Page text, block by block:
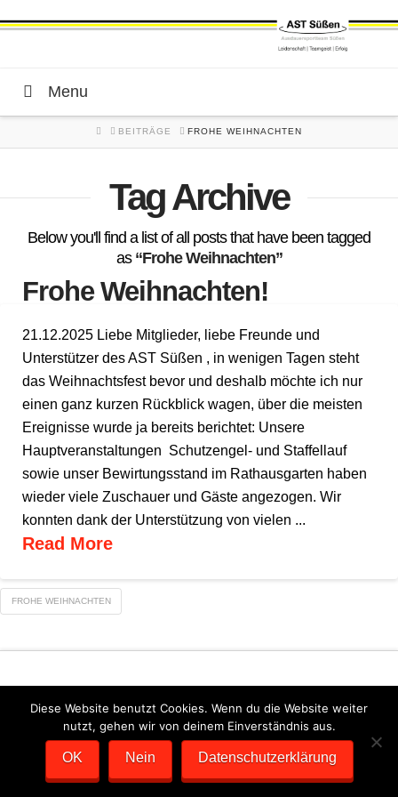
Menu
HOMEBEITRÄGE FROHE WEIHNACHTEN
Tag Archive
Below you'll find a list of all posts that have been tagged
as “Frohe Weihnachten”
Frohe Weihnachten!
21.12.2025 Liebe Mitglieder, liebe Freunde und
Unterstützer des AST Süßen , in wenigen Tagen steht
das Weihnachtsfest bevor und deshalb möchte ich nur
einen ganz kurzen Rückblick wagen, über die meisten
Ereignisse wurde ja bereits berichtet: Unsere
Hauptveranstaltungen Schutzengel- und Staffellauf
sowie unser Bewirtungsstand im Rathausgarten haben
wieder viele Zuschauer und Gäste angezogen. Wir
konnten dank der Unterstützung von vielen ...
Read More
FROHE WEIHNACHTEN
DATENSCHUTZERKLÄRUNG IMPRESSUM
SCHOTKA WEBDESIGN
Diese Website benutzt Cookies. Wenn du die Website weiter
nutzt, gehen wir von deinem Einverständnis aus.
OK Nein Datenschutzerklärung